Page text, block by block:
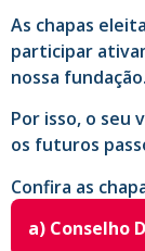
As chapas
participar
nossa fundação.
Por isso, o seu
os futuros
Confira as
a) Conselho